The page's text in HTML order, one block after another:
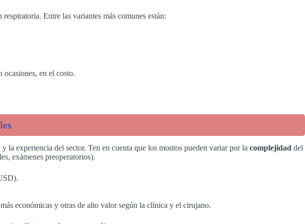
Entre las variantes más comunes están:
en el costo.
la experiencia del sector. Ten en cuenta que los montos pueden variar por la complejidad del
exámenes preoperatorios).
económicas y otras de alto valor según la clínica y el cirujano.